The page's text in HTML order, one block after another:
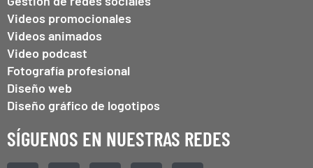
Videos promocionales
Videos animados
Video podcast
Fotografía profesional
Diseño web
Diseño gráfico de logotipos
SÍGUENOS EN NUESTRAS REDES